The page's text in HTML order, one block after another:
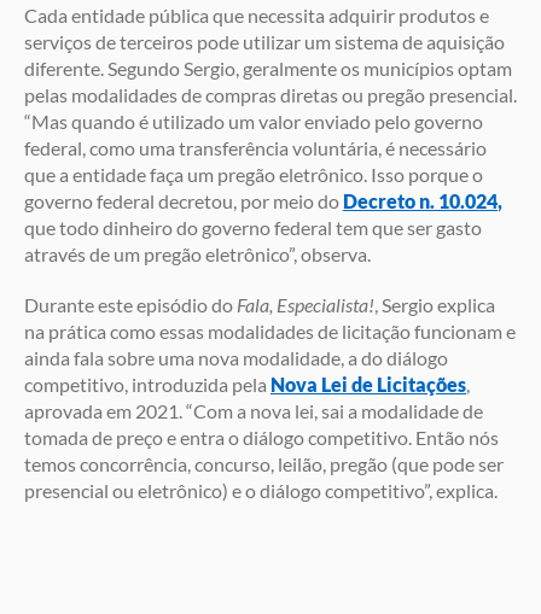
Cada entidade pública que necessita adquirir produtos e
serviços de terceiros pode utilizar um sistema de aquisição
diferente. Segundo Sergio, geralmente os municípios optam
pelas modalidades de compras diretas ou pregão presencial.
“Mas quando é utilizado um valor enviado pelo governo
federal, como uma transferência voluntária, é necessário
que a entidade faça um pregão eletrônico. Isso porque o
governo federal decretou, por meio do Decreto n. 10.024,
que todo dinheiro do governo federal tem que ser gasto
através de um pregão eletrônico”, observa.
Durante este episódio do Fala, Especialista!, Sergio explica
na prática como essas modalidades de licitação funcionam e
ainda fala sobre uma nova modalidade, a do diálogo
competitivo, introduzida pela Nova Lei de Licitações,
aprovada em 2021. “Com a nova lei, sai a modalidade de
tomada de preço e entra o diálogo competitivo. Então nós
temos concorrência, concurso, leilão, pregão (que pode ser
presencial ou eletrônico) e o diálogo competitivo”, explica.